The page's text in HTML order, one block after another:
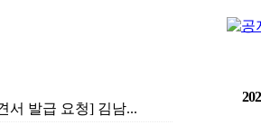
서 발급 요청] 김남...